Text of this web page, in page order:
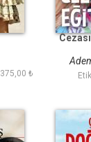
375,00 ₺